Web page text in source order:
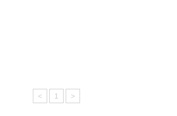
< 1 >